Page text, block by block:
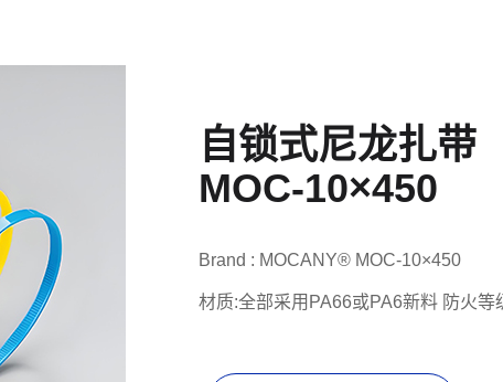
自锁式尼龙扎带
MOC-10×450
Brand : MOCANY® MOC-10×450
材质:全部采用PA66或PA6新料 防火等